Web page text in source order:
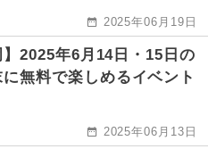
2025年06月19日
】2025年6月14日・15日の
無料で楽しめるイベント
2025年06月13日